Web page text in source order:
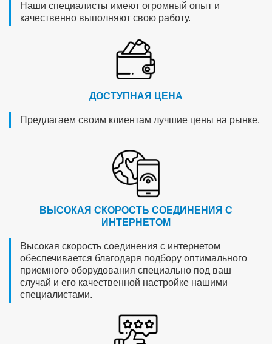
Наши специалисты имеют огромный опыт и
качественно выполняют свою работу.
ДОСТУПНАЯ ЦЕНА
Предлагаем своим клиентам лучшие цены на рынке.
ВЫСОКАЯ СКОРОСТЬ СОЕДИНЕНИЯ С
ИНТЕРНЕТОМ
Высокая скорость соединения с интернетом
обеспечивается благодаря подбору оптимального
приемного оборудования специально под ваш
случай и его качественной настройке нашими
специалистами.